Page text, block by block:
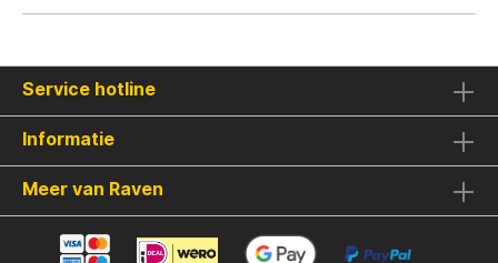
Service hotline
Informatie
Meer van Raven